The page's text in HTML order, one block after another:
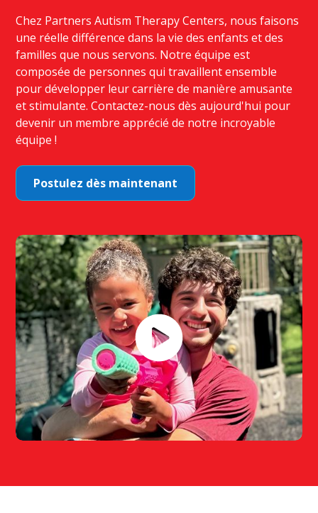
Chez Partners Autism Therapy Centers, nous faisons
une réelle différence dans la vie des enfants et des
familles que nous servons. Notre équipe est
composée de personnes qui travaillent ensemble
pour développer leur carrière de manière amusante
et stimulante. Contactez-nous dès aujourd'hui pour
devenir un membre apprécié de notre incroyable
équipe !
Postulez dès maintenant